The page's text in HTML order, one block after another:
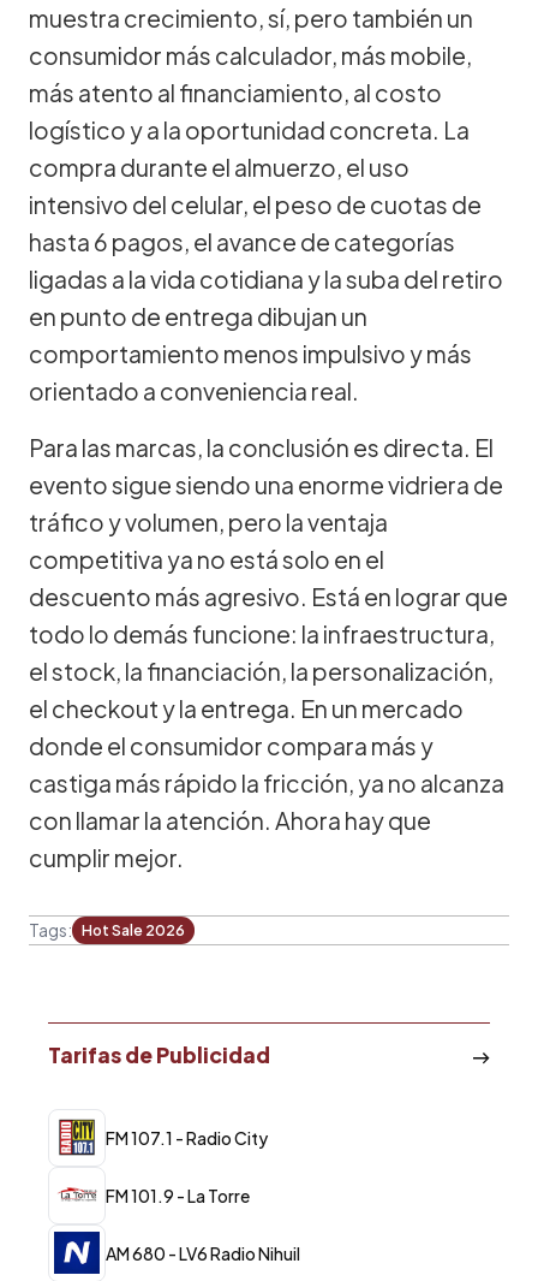
muestra crecimiento, sí, pero también un
consumidor más calculador, más mobile,
más atento al financiamiento, al costo
logístico y a la oportunidad concreta. La
compra durante el almuerzo, el uso
intensivo del celular, el peso de cuotas de
hasta 6 pagos, el avance de categorías
ligadas a la vida cotidiana y la suba del retiro
en punto de entrega dibujan un
comportamiento menos impulsivo y más
orientado a conveniencia real.
Para las marcas, la conclusión es directa. El
evento sigue siendo una enorme vidriera de
tráfico y volumen, pero la ventaja
competitiva ya no está solo en el
descuento más agresivo. Está en lograr que
todo lo demás funcione: la infraestructura,
el stock, la financiación, la personalización,
el checkout y la entrega. En un mercado
donde el consumidor compara más y
castiga más rápido la fricción, ya no alcanza
con llamar la atención. Ahora hay que
cumplir mejor.
Tags: Hot Sale 2026
Tarifas de Publicidad
FM 107.1 - Radio City
FM 101.9 - La Torre
AM 680 - LV6 Radio Nihuil